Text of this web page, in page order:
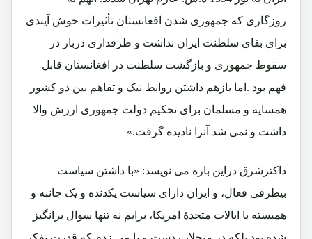
روزگاری که جمهوری شدن افغانستان تأثیرات خوش آیندی
برای بقای سلطنت ایران نداشت و طرفداری دربار در
سقوط جمهوری و بازگشت سلطنت در افغانستان قابل
فهم بود .اما بازهم داشتن روابط نیک و تفاهم بین دو کشور
همسایه و مسلمان برای تحکیم دولت جمهوری ارزش والا
داشت و نمی شد آنرا نادیده گرفت.»
داکترشرق دراین باره می نویسد: «با داشتن سیاست
بیطرفی فعال، و ایران دارای سیاست یکدنده و یک جانبه و
همبسته با ایالات متحدۀ امریکا، برایم نه تنها سوال برانگیز